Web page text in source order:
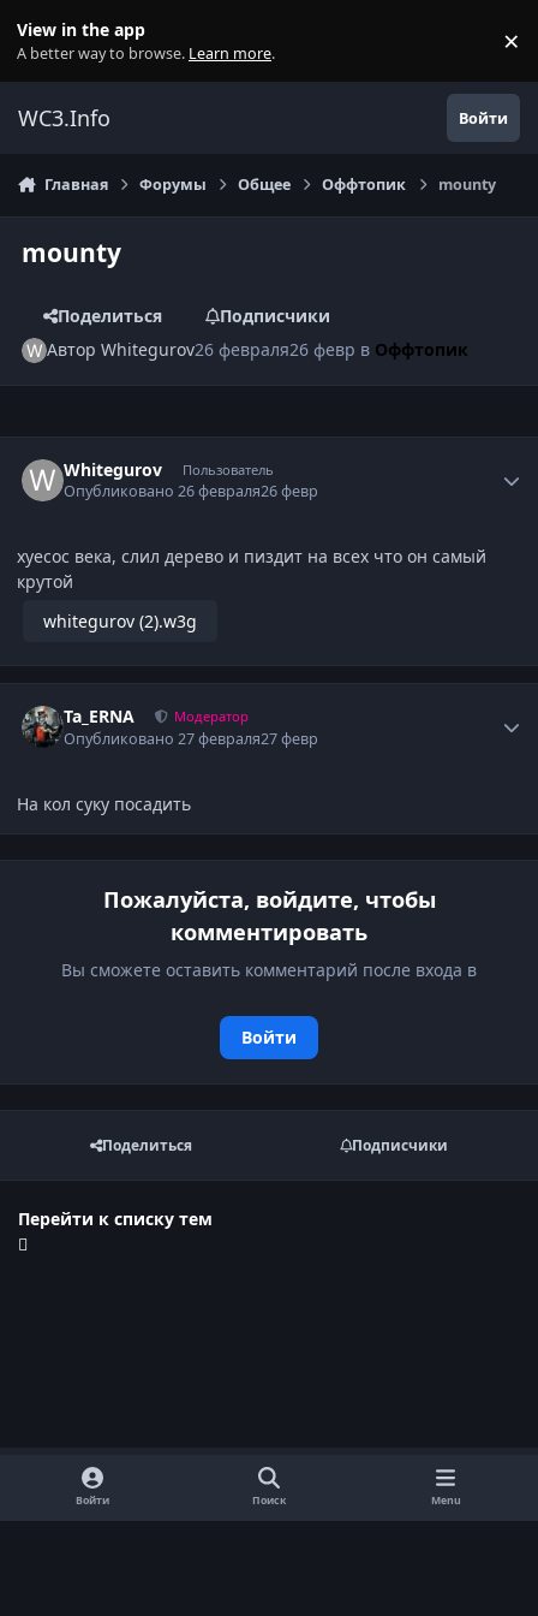
View in the app
A better way to browse. Learn more. ×
WC3.Info Войти
Главная Форумы Общее Оффтопик mounty
mounty
Поделиться
Подписчики
АвторWhitegurov26 февраля26 февр в Оффтопик
Whitegurov Пользователь
Опубликовано26 февраля26 февр
хуесос века, слил дерево и пиздит на всех что он самый
крутой
whitegurov (2).w3g
Ta_ERNA Модератор
Опубликовано27 февраля27 февр
На кол суку посадить
Пожалуйста, войдите, чтобы
комментировать
Вы сможете оставить комментарий после входа в
Войти
Поделиться Подписчики
Перейти к списку тем
Обратная связь Cookie-файлы
Договор оферты
Войти Поиск Menu